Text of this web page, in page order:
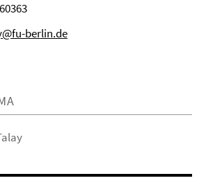
berlin.de